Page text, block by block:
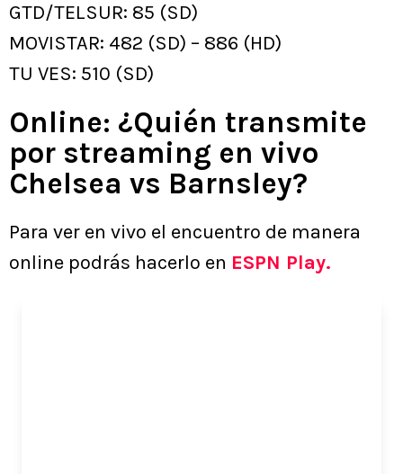
GTD/TELSUR: 85 (SD)
MOVISTAR: 482 (SD) – 886 (HD)
TU VES: 510 (SD)
Online: ¿Quién transmite
por streaming en vivo
Chelsea vs Barnsley?
Para ver en vivo el encuentro de manera
online podrás hacerlo en ESPN Play.